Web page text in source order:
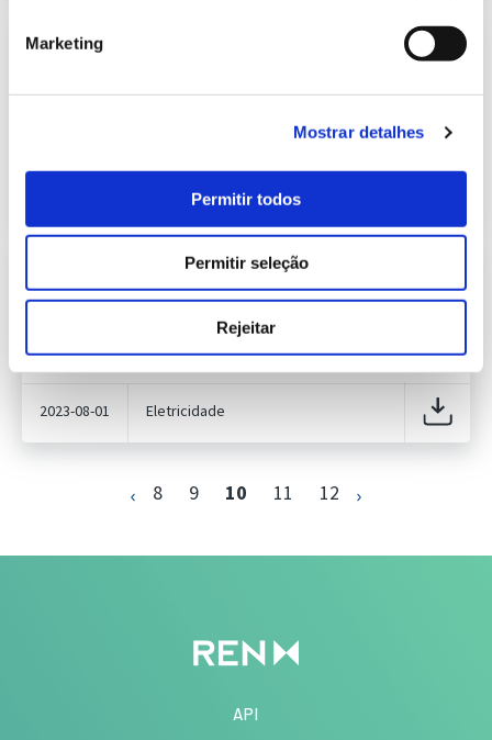
Marketing
Mostrar detalhes
Permitir todos
Permitir seleção
Rejeitar
Publicação com periodicidade mensal, com
informação sobre Eletricidade
Previsão do Consumo de Energia
Elétrica de agosto de 2023
Publicação com periodicidade mensal, com
informação sobre Eletricidade
2023-08-01 Eletricidade
8 9 10 11 12
API